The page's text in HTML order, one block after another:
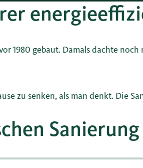
1980 gebaut. Damals dachte
zu senken, als man denkt. Die
Sanierung